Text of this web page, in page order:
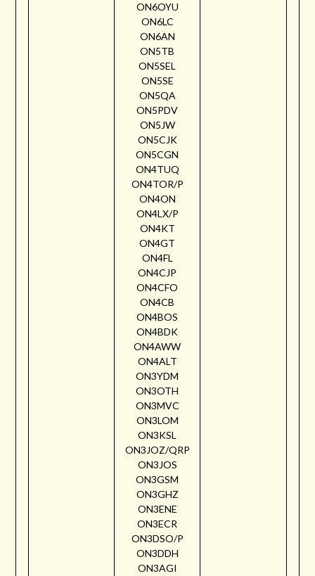
ON6OYU
ON6LC
ON6AN
ON5TB
ON5SEL
ON5SE
ON5QA
ON5PDV
ON5JW
ON5CJK
ON5CGN
ON4TUQ
ON4TOR/P
ON4ON
ON4LX/P
ON4KT
ON4GT
ON4FL
ON4CJP
ON4CFO
ON4CB
ON4BOS
ON4BDK
ON4AWW
ON4ALT
ON3YDM
ON3OTH
ON3MVC
ON3LOM
ON3KSL
ON3JOZ/QRP
ON3JOS
ON3GSM
ON3GHZ
ON3ENE
ON3ECR
ON3DSO/P
ON3DDH
ON3AGI